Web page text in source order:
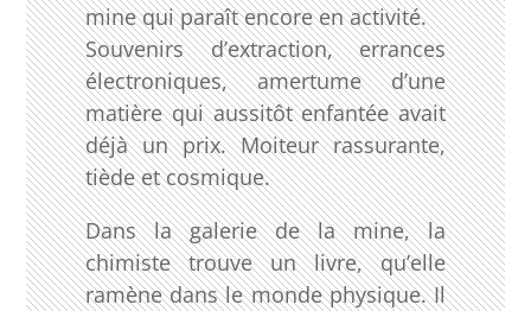
mine qui paraît encore en activité.
Souvenirs d’extraction, errances
électroniques, amertume d’une
matière qui aussitôt enfantée avait
déjà un prix. Moiteur rassurante,
tiède et cosmique.
Dans la galerie de la mine, la
chimiste trouve un livre, qu’elle
ramène dans le monde physique. Il